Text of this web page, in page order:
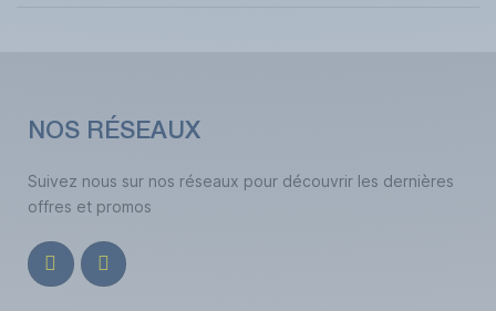
NOS RÉSEAUX
Suivez nous sur nos réseaux pour découvrir les dernières
offres et promos